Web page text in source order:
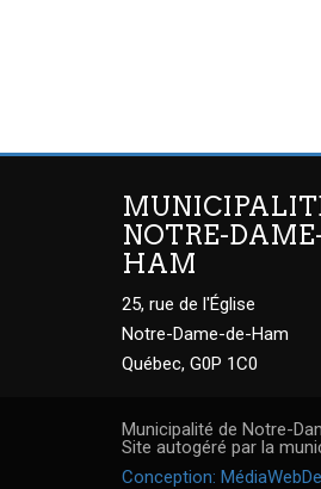
NOTRE-
HAM
25, rue de l'Église
Notre-Dame-de-Ham
Québec, G0P 1C0
Municipalité de Notre-
Site autogéré par la
Conception: